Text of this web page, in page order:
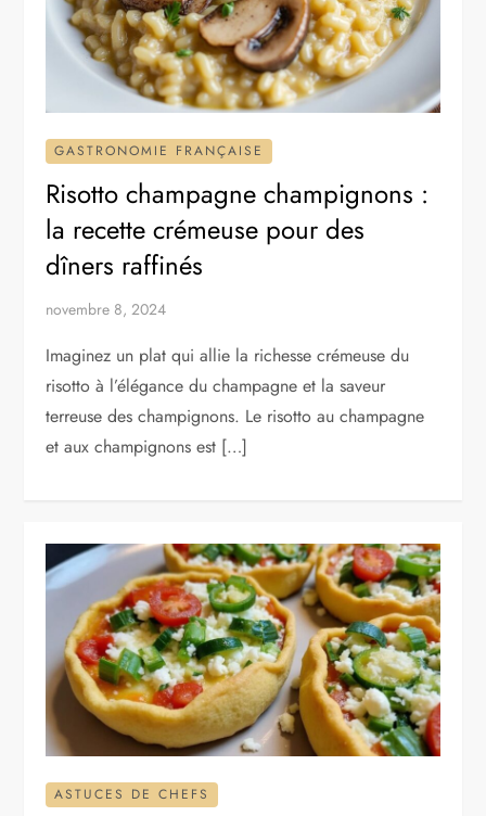
GASTRONOMIE FRANÇAISE
Risotto champagne champignons :
la recette crémeuse pour des
dîners raffinés
novembre 8, 2024
Imaginez un plat qui allie la richesse crémeuse du
risotto à l’élégance du champagne et la saveur
terreuse des champignons. Le risotto au champagne
et aux champignons est […]
ASTUCES DE CHEFS